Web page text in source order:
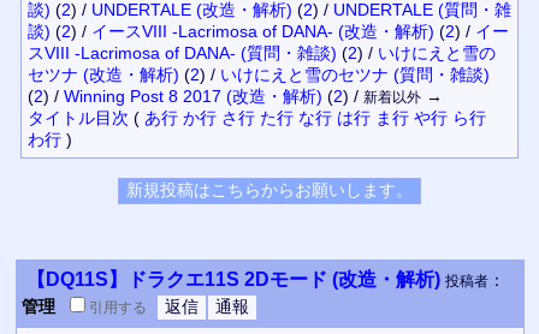
談) (2) / UNDERTALE (改造・解析) (2) / UNDERTALE (質問・雑
談) (2) / イースVIII -Lacrimosa of DANA- (改造・解析) (2) / イー
スVIII -Lacrimosa of DANA- (質問・雑談) (2) / いけにえと雪の
セツナ (改造・解析) (2) / いけにえと雪のセツナ (質問・雑談)
(2) / Winning Post 8 2017 (改造・解析) (2) / 新着以外 →
タイトル目次 ( あ行 か行 さ行 た行 な行 は行 ま行 や行 ら行
わ行 )
【DQ11S】ドラクエ11S 2Dモード (改造・解析) 投稿者：
管理
引用する